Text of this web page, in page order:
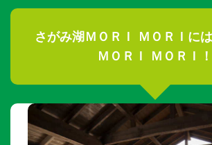
さがみ湖ＭＯＲＩ ＭＯＲＩに
ＭＯＲＩ ＭＯＲＩ！